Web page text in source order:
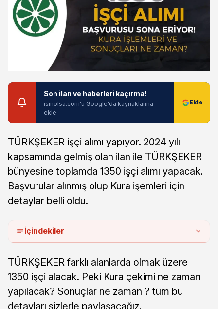
Son ilan ve haberleri kaçırma!
isinolsa.com'u Google'da kaynaklarına
ekle
TÜRKŞEKER işçi alımı yapıyor. 2024 yılı
kapsamında gelmiş olan ilan ile TÜRKŞEKER
bünyesine toplamda 1350 işçi alımı yapacak.
Başvurular alınmış olup Kura işemleri için
detaylar belli oldu.
İçindekiler
TÜRKŞEKER farklı alanlarda olmak üzere
1350 işçi alacak. Peki Kura çekimi ne zaman
yapılacak? Sonuçlar ne zaman ? tüm bu
detayları sizlerle paylaşacağız.